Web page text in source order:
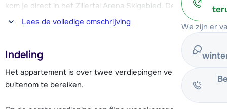
We zijn er
kom je direct in het Zillertal Arena Skigebied. De skibushalte
bevindt zich vlak bij het chalet-appartement. Ook andere
skigebieden in het Zillertal zijn in enkele autominuten te
bereiken. De Horbergbahn met toegang tot Zillertal 3000
ligt op zo'n 10 km afstand en vanuit Kaltenbach (ca. 12 km)
bereik je het skigebied Hochzillertal-Hochfügen.
woonkamer met zithoek en twee balkons met uitzicht op het
Lees de volledige omschrijving
Indeling
Het appartement is over twee verdiepingen verdeeld en is
buitenom te bereiken.